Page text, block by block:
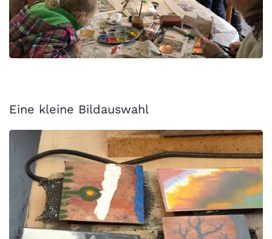
Eine kleine Bildauswahl